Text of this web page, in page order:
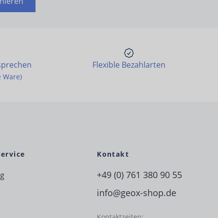
Flexible Bezahlarten
Kontakt
+49 (0) 761 380 90 55
info@geox-shop.de